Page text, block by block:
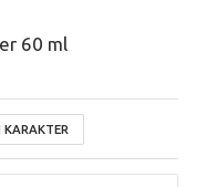
60 ml
KARAKTER